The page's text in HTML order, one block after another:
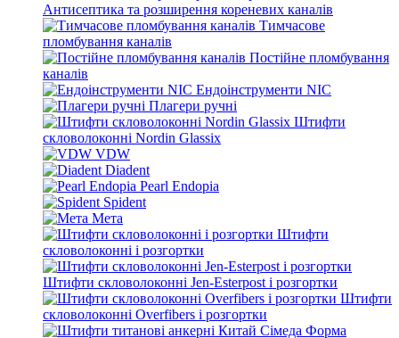
Антисептика та розширення кореневих каналів
Тимчасове
пломбування каналів
Постійне пломбування
каналів
Ендоінструменти NIC
Плагери ручні
Штифти
скловолоконні Nordin Glassix
VDW
Diadent
Pearl Endopia
Spident
Мета
Штифти
скловолоконні і розгортки
Штифти скловолоконні Jen-Esterpost і розгортки
Штифти
скловолоконні Overfibers і розгортки